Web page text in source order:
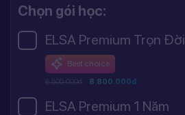
Chọn gói học:
ELSA Premium Trọn Đời
Best choice
8.800.000đ 8.800.000đ
ELSA Premium 1 Năm